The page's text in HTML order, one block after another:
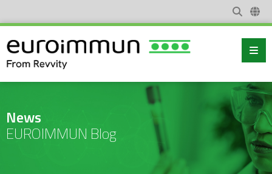
News
EUROIMMUN Blog